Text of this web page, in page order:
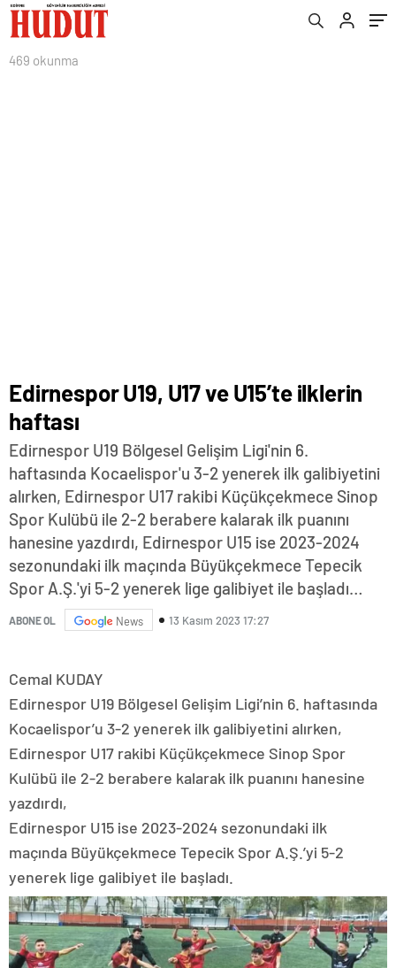
469 okunma
Edirnespor U19, U17 ve U15’te ilklerin
haftası
Edirnespor U19 Bölgesel Gelişim Ligi'nin 6.
haftasında Kocaelispor'u 3-2 yenerek ilk galibiyetini
alırken, Edirnespor U17 rakibi Küçükçekmece Sinop
Spor Kulübü ile 2-2 berabere kalarak ilk puanını
hanesine yazdırdı, Edirnespor U15 ise 2023-2024
sezonundaki ilk maçında Büyükçekmece Tepecik
Spor A.Ş.'yi 5-2 yenerek lige galibiyet ile başladı…
ABONE OL News 13 Kasım 2023 17:27
Cemal KUDAY
Edirnespor U19 Bölgesel Gelişim Ligi’nin 6. haftasında
Kocaelispor’u 3-2 yenerek ilk galibiyetini alırken,
Edirnespor U17 rakibi Küçükçekmece Sinop Spor
Kulübü ile 2-2 berabere kalarak ilk puanını hanesine
yazdırdı,
Edirnespor U15 ise 2023-2024 sezonundaki ilk
maçında Büyükçekmece Tepecik Spor A.Ş.’yi 5-2
yenerek lige galibiyet ile başladı.